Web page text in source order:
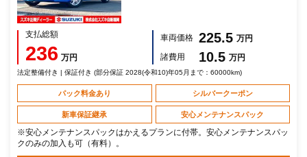
支払総額
236 万円
車両価格 225.5 万円
諸費用
10.5 万円
法定整備付き | 保証付き (部分保証 2028(令和10)年05月まで：60000km)
パック料金あり シルバークーポン
新車保証継承 安心メンテナンスパック
※安心メンテナンスパックはかえるプランに付帯。安心メンテナンスパッ
クのみの加入も可（有料）。